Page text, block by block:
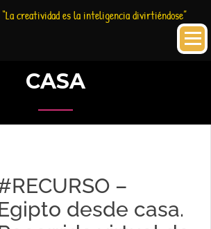
“La creatividad es la inteligencia divirtiéndose”
CASA
–
desde casa.